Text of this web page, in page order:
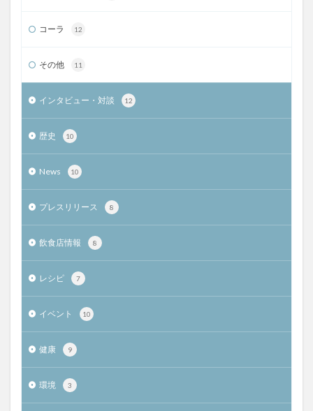
コーラ 12
その他 11
インタビュー・対談 12
歴史 10
News 10
プレスリリース 8
飲食店情報 8
レシピ 7
イベント 10
健康 9
環境 3